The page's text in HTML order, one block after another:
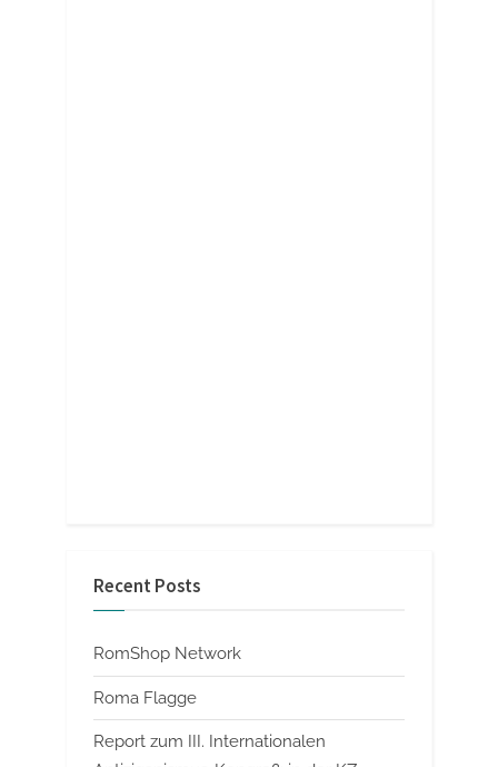
Recent Posts
RomShop Network
Roma Flagge
Report zum III. Internationalen